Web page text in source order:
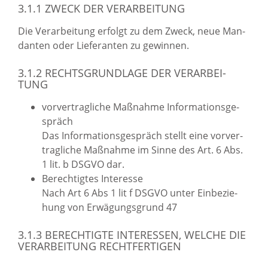
3.1.1 ZWECK DER VER­AR­BEI­TUNG
Die Ver­ar­bei­tung er­folgt zu dem Zweck, neue Man­
dan­ten oder Lie­fe­ran­ten zu ge­win­nen.
3.1.2 RECHTS­GRUND­LA­GE DER VER­AR­BEI­
TUNG
vor­ver­trag­li­che Maß­nah­me In­for­ma­ti­ons­ge­
spräch
Das In­for­ma­ti­ons­ge­spräch stellt eine vor­ver­
trag­li­che Maß­nah­me im Sinne des Art. 6 Abs.
1 lit. b DSGVO dar.
Be­rech­tig­tes In­ter­es­se
Nach Art 6 Abs 1 lit f DSGVO unter Ein­be­zie­
hung von Er­wä­gungs­grund 47
3.1.3 BE­RECH­TIG­TE IN­TER­ES­SEN, WEL­CHE DIE
VER­AR­BEI­TUNG RECHT­FER­TI­GEN